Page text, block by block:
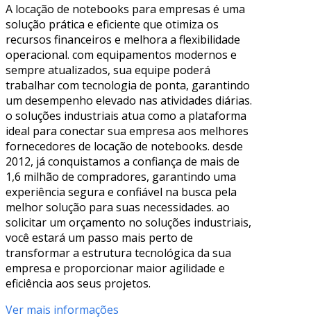
A locação de notebooks para empresas é uma
solução prática e eficiente que otimiza os
recursos financeiros e melhora a flexibilidade
operacional. com equipamentos modernos e
sempre atualizados, sua equipe poderá
trabalhar com tecnologia de ponta, garantindo
um desempenho elevado nas atividades diárias.
o soluções industriais atua como a plataforma
ideal para conectar sua empresa aos melhores
fornecedores de locação de notebooks. desde
2012, já conquistamos a confiança de mais de
1,6 milhão de compradores, garantindo uma
experiência segura e confiável na busca pela
melhor solução para suas necessidades. ao
solicitar um orçamento no soluções industriais,
você estará um passo mais perto de
transformar a estrutura tecnológica da sua
empresa e proporcionar maior agilidade e
eficiência aos seus projetos.
Ver mais informações